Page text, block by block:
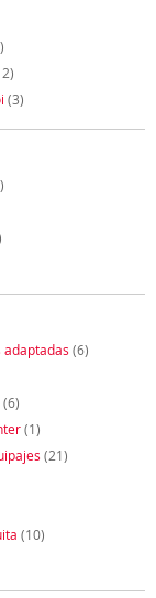
(3)
adaptadas (6)
(6)
(1)
(21)
(10)